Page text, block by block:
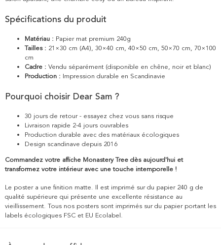
Spécifications du produit
Matériau : Papier mat premium 240g
Tailles : 21×30 cm (A4), 30×40 cm, 40×50 cm, 50×70 cm, 70×100
cm
Cadre : Vendu séparément (disponible en chêne, noir et blanc)
Production : Impression durable en Scandinavie
Pourquoi choisir Dear Sam ?
30 jours de retour - essayez chez vous sans risque
Livraison rapide 2-4 jours ouvrables
Production durable avec des matériaux écologiques
Design scandinave depuis 2016
Commandez votre affiche Monastery Tree dès aujourd'hui et
transformez votre intérieur avec une touche intemporelle !
Le poster a une finition matte. Il est imprimé sur du papier 240 g de
qualité supérieure qui présente une excellente résistance au
vieillissement. Tous nos posters sont imprimés sur du papier portant les
labels écologiques FSC et EU Ecolabel.